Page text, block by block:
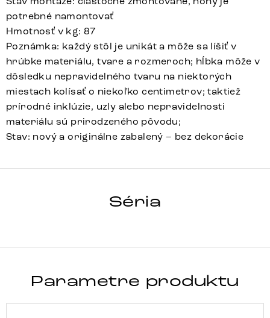
potrebné namontovať
Hmotnosť v kg: 87
Poznámka: každý stôl je unikát a môže sa líšiť v
hrúbke materiálu, tvare a rozmeroch; hĺbka môže v
dôsledku nepravidelného tvaru na niektorých
miestach kolísať o niekoľko centimetrov; taktiež
prírodné inklúzie, uzly alebo nepravidelnosti
materiálu sú prirodzeného pôvodu;
Stav: nový a originálne zabalený – bez dekorácie
Séria
Parametre produktu